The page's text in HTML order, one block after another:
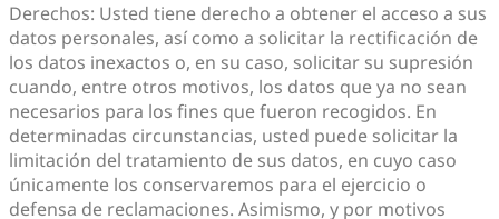
Derechos: Usted tiene derecho a obtener el acceso a sus
datos personales, así como a solicitar la rectificación de
los datos inexactos o, en su caso, solicitar su supresión
cuando, entre otros motivos, los datos que ya no sean
necesarios para los fines que fueron recogidos. En
determinadas circunstancias, usted puede solicitar la
limitación del tratamiento de sus datos, en cuyo caso
únicamente los conservaremos para el ejercicio o
defensa de reclamaciones. Asimismo, y por motivos